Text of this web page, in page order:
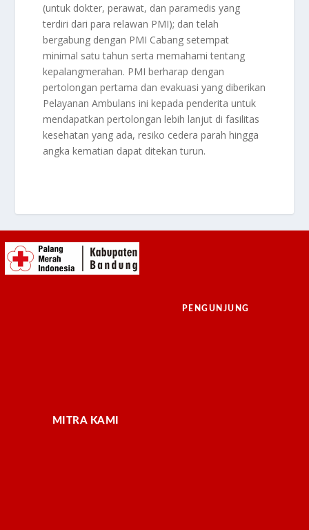
(untuk dokter, perawat, dan paramedis yang
terdiri dari para relawan PMI); dan telah
bergabung dengan PMI Cabang setempat
minimal satu tahun serta memahami tentang
kepalangmerahan. PMI berharap dengan
pertolongan pertama dan evakuasi yang diberikan
Pelayanan Ambulans ini kepada penderita untuk
mendapatkan pertolongan lebih lanjut di fasilitas
kesehatan yang ada, resiko cedera parah hingga
angka kematian dapat ditekan turun.
PENGUNJUNG
MITRA KAMI